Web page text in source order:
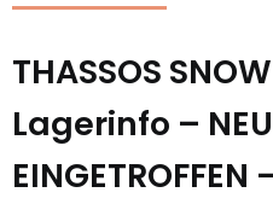
THASSOS
Lagerinfo – NEU